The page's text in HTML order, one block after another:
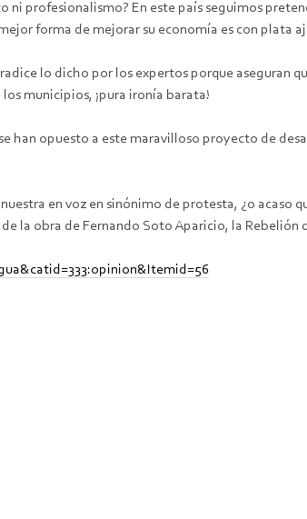
profesionalismo? En este país seguimos
forma de mejorar su economía es con plata
lo dicho por los expertos porque aseguran
municipios, ¡pura ironía barata!
opuesto a este maravilloso proyecto de
en voz en sinónimo de protesta, ¿o acaso
la obra de Fernando Soto Aparicio, la Rebelión